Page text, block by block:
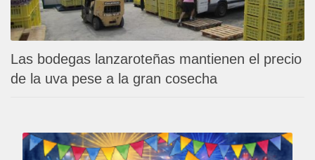
Las bodegas lanzaroteñas mantienen el precio
de la uva pese a la gran cosecha